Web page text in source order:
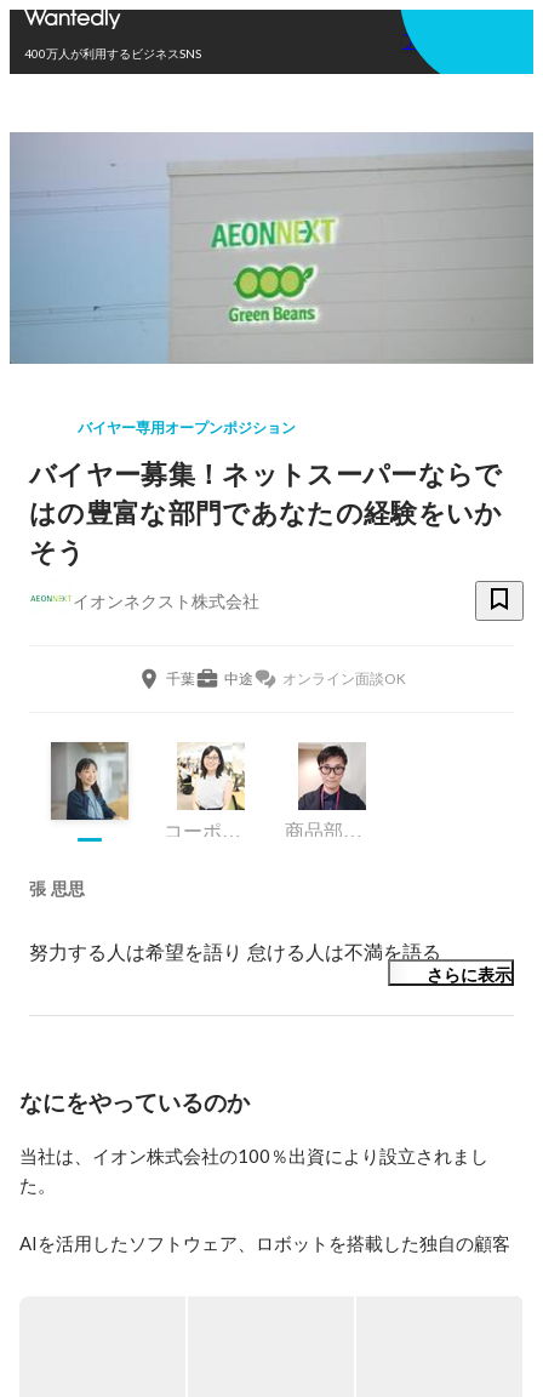
400万人が利用するビジネスSNS
アプリを使う
バイヤー専用オープンポジション
バイヤー募集！ネットスーパーならで
はの豊富な部門であなたの経験をいか
そう
イオンネクスト株式会社
千葉 中途 オンライン面談OK
コーポレート・スタッフ 商品部グロサリー担当
張 思思
努力する人は希望を語り 怠ける人は不満を語る
さらに表示
なにをやっているのか
当社は、イオン株式会社の100％出資により設立されまし
た。
AIを活用したソフトウェア、ロボットを搭載した独自の顧客